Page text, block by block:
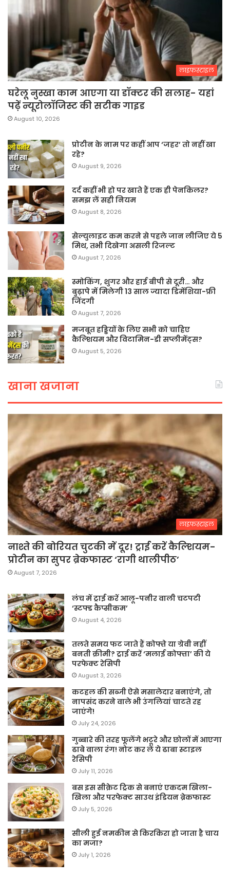
लाइफस्टाइल
घरेलू नुस्खा काम आएगा या डॉक्टर की सलाह- यहां
पढ़ें न्यूरोलॉजिस्ट की सटीक गाइड
August 10, 2026
प्रोटीन के नाम पर कहीं आप ‘जहर’ तो नहीं खा
रहे?
August 9, 2026
दर्द कहीं भी हो पर खाते हैं एक ही पेनकिलर?
समझ लें सही नियम
August 8, 2026
सेल्युलाइट कम करने से पहले जान लीजिए ये 5
मिथ, तभी दिखेगा असली रिजल्ट
August 7, 2026
स्मोकिंग, शुगर और हाई बीपी से दूरी… और
बुढ़ापे में मिलेगी 13 साल ज्यादा डिमेंशिया-फ्री
जिंदगी
August 7, 2026
मजबूत हड्डियों के लिए सभी को चाहिए
कैल्शियम और विटामिन-डी सप्लीमेंट्स?
August 5, 2026
खाना खजाना
लाइफस्टाइल
नाश्ते की बोरियत चुटकी में दूर! ट्राई करें कैल्शियम-
प्रोटीन का सुपर ब्रेकफास्ट ‘रागी थालीपीठ’
August 7, 2026
लंच में ट्राई करें आलू-पनीर वाली चटपटी
‘स्टफ्ड कैप्सीकम’
August 4, 2026
तलते समय फट जाते हैं कोफ्ते या ग्रेवी नहीं
बनती क्रीमी? ट्राई करें ‘मलाई कोफ्ता’ की ये
परफेक्ट रेसिपी
August 3, 2026
कटहल की सब्जी ऐसे मसालेदार बनाएंगे, तो
नापसंद करने वाले भी उंगलियां चाटते रह
जाएंगे!
July 24, 2026
गुब्बारे की तरह फूलेंगे भटूरे और छोलों में आएगा
ढाबे वाला रंग! नोट कर लें ये ढाबा स्टाइल
रेसिपी
July 11, 2026
बस इस सीक्रेट ट्रिक से बनाएं एकदम खिला-
खिला और परफेक्ट साउथ इंडियन ब्रेकफास्ट
July 5, 2026
सीली हुई नमकीन से किरकिरा हो जाता है चाय
का मजा?
July 1, 2026